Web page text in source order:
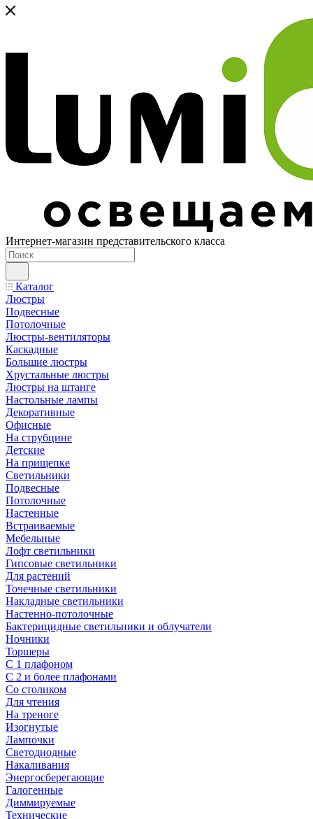
Интернет-магазин представительского класса
Каталог
Люстры
Подвесные
Потолочные
Люстры-вентиляторы
Каскадные
Большие люстры
Хрустальные люстры
Люстры на штанге
Настольные лампы
Декоративные
Офисные
На струбцине
Детские
На прищепке
Светильники
Подвесные
Потолочные
Настенные
Встраиваемые
Мебельные
Лофт светильники
Гипсовые светильники
Для растений
Точечные светильники
Накладные светильники
Настенно-потолочные
Бактерицидные светильники и облучатели
Ночники
Торшеры
С 1 плафоном
С 2 и более плафонами
Со столиком
Для чтения
На треноге
Изогнутые
Лампочки
Светодиодные
Накаливания
Энергосберегающие
Галогенные
Диммируемые
Технические